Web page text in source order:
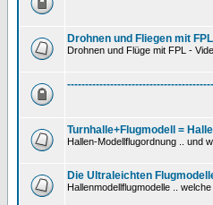
Drohnen und Fliegen mit
Drohnen und Flüge mit FPL -
Turnhalle+Flugmodell =
Hallen-Modellflugordnung .. und
Die Ultraleichten
Hallenmodellflugmodelle ..